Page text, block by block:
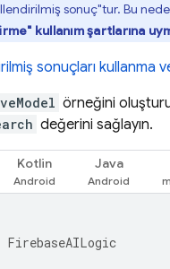
sonuç"tur. Bu
kullanım şartlarına
sonuçları kullanma
örneğini
değerini sağlayın.
Kotlin Java
FirebaseAILogic